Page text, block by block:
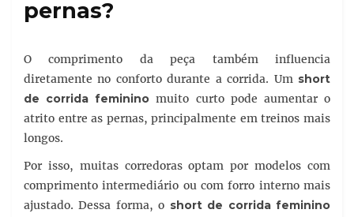
pernas?
O comprimento da peça também influencia
diretamente no conforto durante a corrida. Um short
de corrida feminino muito curto pode aumentar o
atrito entre as pernas, principalmente em treinos mais
longos.
Por isso, muitas corredoras optam por modelos com
comprimento intermediário ou com forro interno mais
ajustado. Dessa forma, o short de corrida feminino